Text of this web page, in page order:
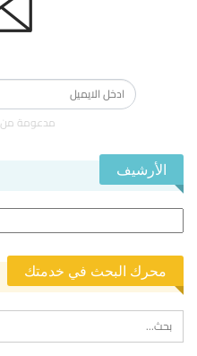
مدعومة من
الأرشيف
محرك البحث في خدمتك